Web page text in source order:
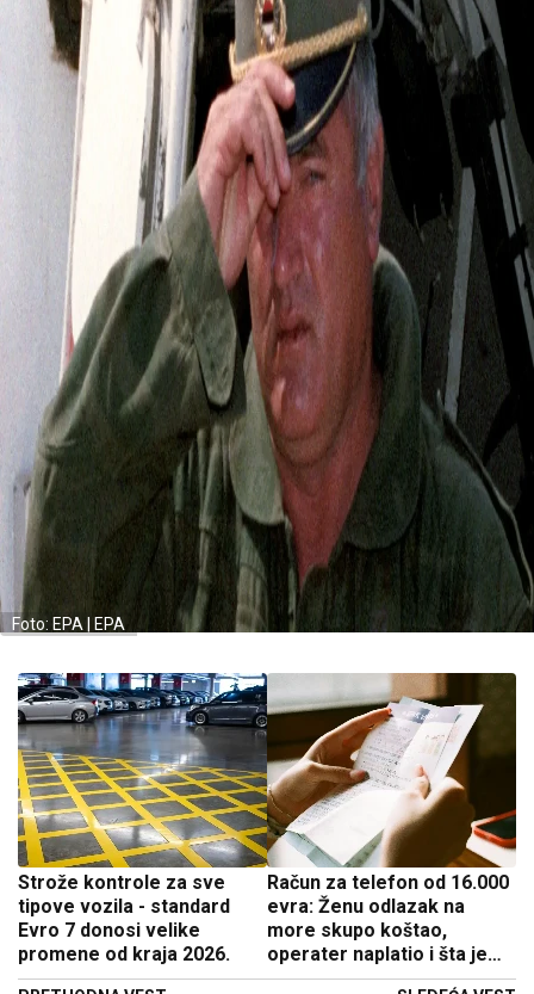
Foto: EPA | EPA
Strože kontrole za sve
tipove vozila - standard
Evro 7 donosi velike
promene od kraja 2026.
Račun za telefon od 16.000
evra: Ženu odlazak na
more skupo koštao,
operater naplatio i šta je
koristila i šta nije